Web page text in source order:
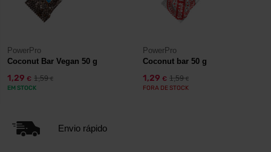
PowerPro
Coconut Bar Vegan 50 g
1,29 € 1,59€
EM STOCK
PowerPro
Coconut bar 50 g
1,29 € 1,59€
FORA DE STOCK
Envio rápido